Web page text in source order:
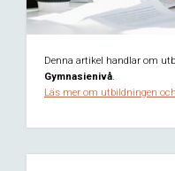
Denna artikel handlar om
Gymnasienivå
Läs mer om utbildningen